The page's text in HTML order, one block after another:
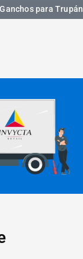
Ganchos para Trupán